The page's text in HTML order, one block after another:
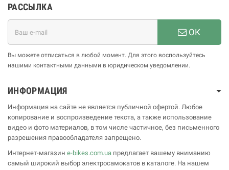
РАССЫЛКА
ОК
Вы можете отписаться в любой момент. Для этого воспользуйтесь
нашими контактными данными в юридическом уведомлении.
ИНФОРМАЦИЯ
Информация на сайте не является публичной офертой. Любое
копирование и воспроизведение текста, а также использование
видео и фото материалов, в том числе частичное, без письменного
разрешения правообладателя запрещено.
Интернет-магазин e-bikes.com.ua предлагает вашему вниманию
самый широкий выбор электросамокатов в каталоге. На нашем